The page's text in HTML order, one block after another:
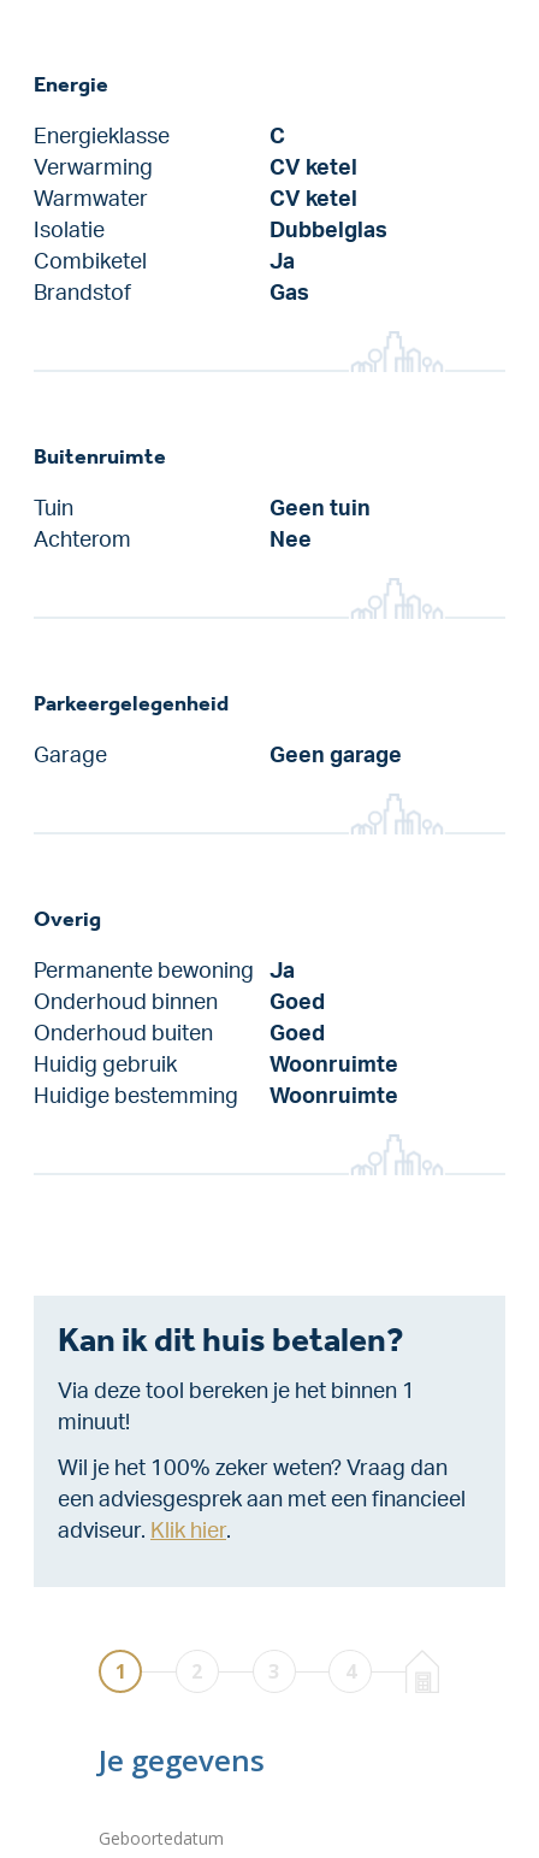
Energie
Energieklasse
C
Verwarming
CV ketel
Warmwater
CV ketel
Isolatie
Dubbelglas
Combiketel
Ja
Brandstof
Gas
Buitenruimte
Tuin
Geen tuin
Achterom
Nee
Parkeergelegenheid
Garage Geen garage
Overig
Permanente bewoning
Ja
Onderhoud binnen
Goed
Onderhoud buiten
Goed
Huidig gebruik
Woonruimte
Huidige bestemming
Woonruimte
Kan ik dit huis betalen?
Via deze tool bereken je het binnen 1
minuut!
Wil je het 100% zeker weten? Vraag dan
een adviesgesprek aan met een financieel
adviseur. Klik hier.